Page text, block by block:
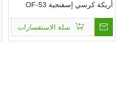
أريكة كرسي إسفنجية OF-53
سلة الاستفسارات